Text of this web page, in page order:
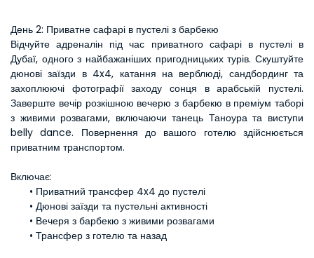
День 2: Приватне сафарі в пустелі з барбекю
Відчуйте адреналін під час приватного сафарі в пустелі в
Дубаї, одного з найбажаніших пригодницьких турів. Скуштуйте
дюнові заїзди в 4x4, катання на верблюді, сандбординг та
захоплюючі фотографії заходу сонця в арабській пустелі.
Заверште вечір розкішною вечерю з барбекю в преміум таборі
з живими розвагами, включаючи танець Таноура та виступи
belly dance. Повернення до вашого готелю здійснюється
приватним транспортом.
Включає:
Приватний трансфер 4x4 до пустелі
Дюнові заїзди та пустельні активності
Вечеря з барбекю з живими розвагами
Трансфер з готелю та назад